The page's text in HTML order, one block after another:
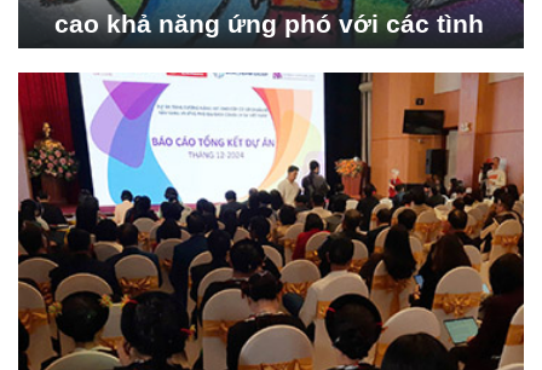
cao khả năng ứng phó với các tình